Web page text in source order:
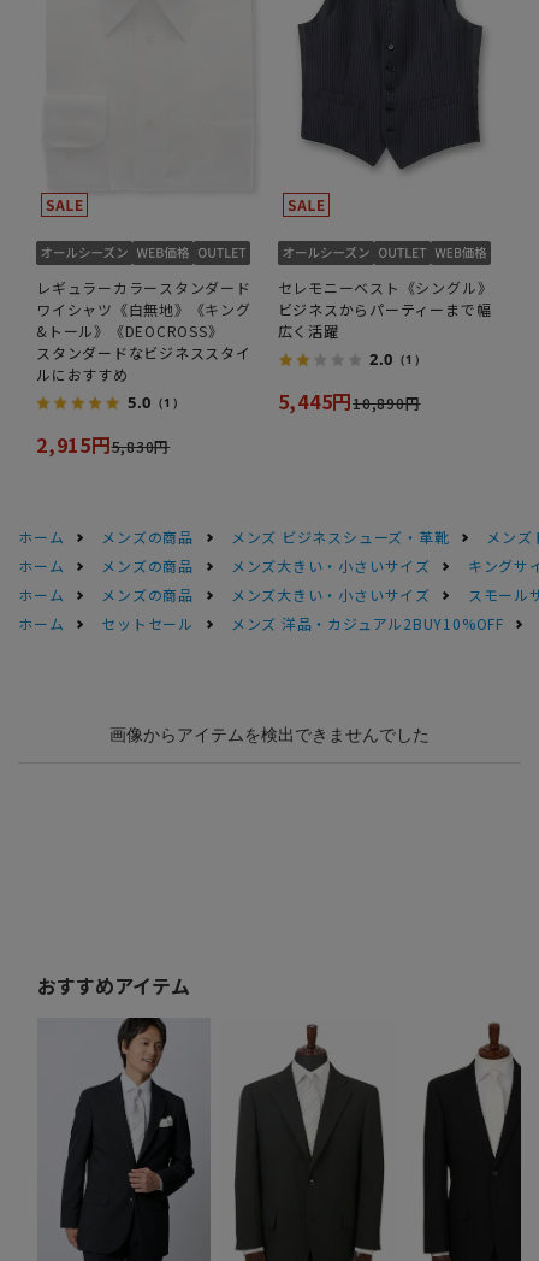
レギュラーカラースタンダード
ワイシャツ《白無地》《キング
&トール》《DEOCROSS》
スタンダードなビジネススタイ
ルにおすすめ
5.0 （1）
2,915円5,830円
セレモニーベスト《シングル》
ビジネスからパーティーまで幅
広く活躍
2.0 （1）
5,445円10,890円
ホーム メンズの商品 メンズ ビジネスシューズ・革靴
メンズ
ホーム
メンズの商品 メンズ大きい・小さいサイズ
キングサ
ホーム
メンズの商品 メンズ大きい・小さいサイズ
スモール
ホーム
セットセール メンズ 洋品・カジュアル2BUY10%OFF